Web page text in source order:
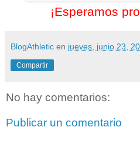
¡Esperamos
BlogAthletic en jueves, junio 23,
Compartir
No hay comentarios:
Publicar un comentario